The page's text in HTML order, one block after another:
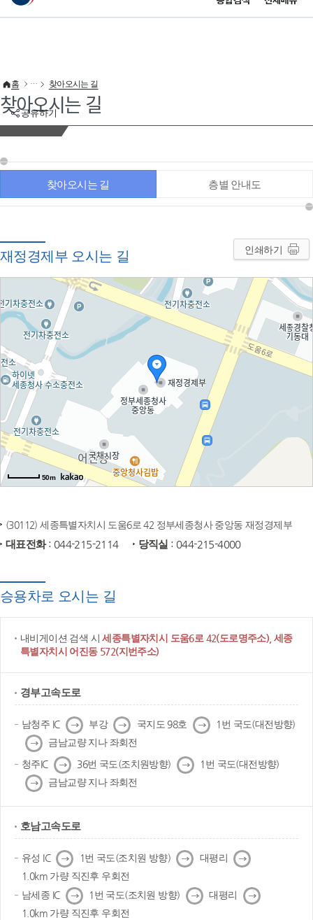
이 누리집은 대한민국 공식 전자정부 누리집입니다.
공유하기
홈 찾아오시는 길
찾아오시는 길
찾아오시는 길 층별 안내도
재정경제부 오시는 길 인쇄하기
50m
(30112) 세종특별자치시 도움6로 42 정부세종청사 중앙동 재정경제부
대표전화: 044-215-2114 당직실 : 044-215-4000
승용차로 오시는 길
내비게이션 검색 시세종특별자치시 도움6로 42(도로명주소), 세종
특별자치시 어진동 572(지번주소)
경부고속도로
남청주 IC 다
음
부강 다
음
국지도 98호 다
음
1번 국도(대전방향)
다
음
금남교량 지나 좌회전
청주IC 다
음
36번 국도(조치원방향) 다
음
1번 국도(대전방향)
다
음
금남교량 지나 좌회전
호남고속도로
유성 IC 다
음
1번 국도(조치원 방향) 다
음
대평리 다
음
1.0km 가량 직진후 우회전
남세종 IC 다
음
1번 국도(조치원 방향) 다
음
대평리
다
음
1.0km 가량 직진후 우회전